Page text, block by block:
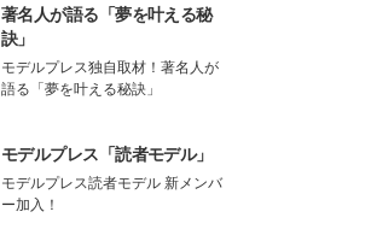
著名人が語る「夢を叶える秘
訣」
モデルプレス独自取材！著名人が
語る「夢を叶える秘訣」
モデルプレス「読者モデル」
モデルプレス読者モデル 新メンバ
ー加入！